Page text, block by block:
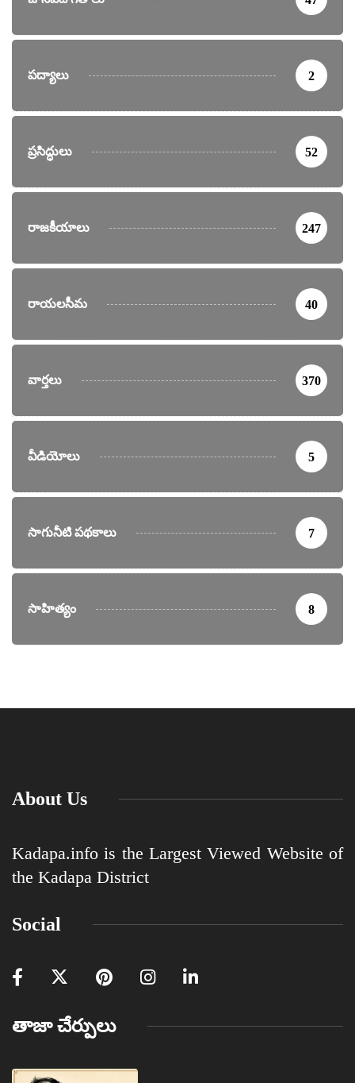
పద్యాలు 2
ప్రసిద్ధులు 52
రాజకీయాలు 247
రాయలసీమ 40
వార్తలు 370
వీడియోలు 5
సాగునీటి పథకాలు 7
సాహిత్యం 8
About Us
Kadapa.info is the Largest Viewed Website of
the Kadapa District
Social
తాజా చేర్పులు